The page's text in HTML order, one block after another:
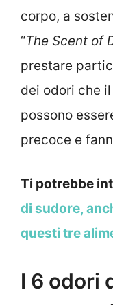
corpo, a
“The Scent of
prestare
dei odori che
possono
precoce e
Ti potrebbe
di sudore,
questi tre
I 6 odori